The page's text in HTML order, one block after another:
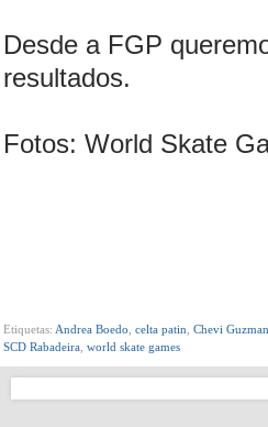
Desde a FGP
resultados.
Fotos: World Skate
Etiquetas: Andrea Boedo celta patin Chevi Guzman
SCD Rabadeira world skate games